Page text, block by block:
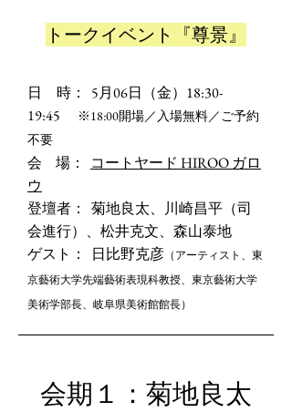
トークイベント『尊景』
日 時： 5月06日（金） 18:30-
19:45
※18:00開場／入場無料／ご予約
不要
会 場： コートヤード HIROO ガロ
ウ
登壇者：
菊地良太、川崎昌平（司
会進行）、松井克文、森山泰地
ゲスト： 日比野克彦 （アーティスト、東
京藝術大学先端藝術表現科教授、東京藝術大学
美術学部長、岐阜県美術館館長）
会期１： 菊地良太